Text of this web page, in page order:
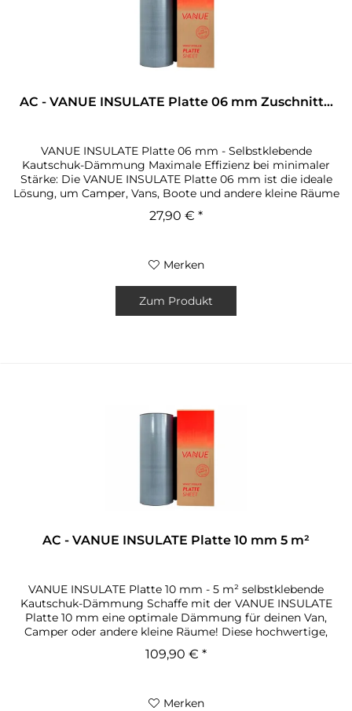
AC - VANUE INSULATE Platte 06 mm Zuschnitt...
VANUE INSULATE Platte 06 mm - Selbstklebende
Kautschuk-Dämmung Maximale Effizienz bei minimaler
Stärke: Die VANUE INSULATE Platte 06 mm ist die ideale
Lösung, um Camper, Vans, Boote und andere kleine Räume
zuverlässig gegen Hitze, Kälte...
27,90 € *
Merken
Zum Produkt
AC - VANUE INSULATE Platte 10 mm 5 m²
VANUE INSULATE Platte 10 mm - 5 m² selbstklebende
Kautschuk-Dämmung Schaffe mit der VANUE INSULATE
Platte 10 mm eine optimale Dämmung für deinen Van,
Camper oder andere kleine Räume! Diese hochwertige,
selbstklebende Kautschuk-Dämmplatte...
109,90 € *
Merken